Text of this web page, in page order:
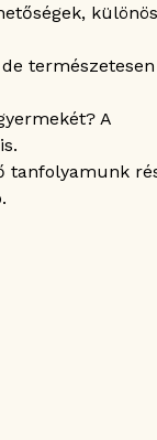
különös
A
tanfolyamunk